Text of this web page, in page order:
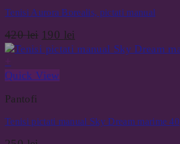
Tenisi Aurora Borealis, pictati manual
420lei Prețul
inițial
fost:
190 lei
curent
Quick View
Pantofi
Tenisi pictati manual Sky Dream marime 40